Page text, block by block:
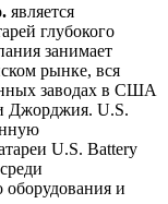
является
глубокого
занимает
рынке, вся
заводах в США
Джорджия. U.S.
U.S. Battery
оборудования и